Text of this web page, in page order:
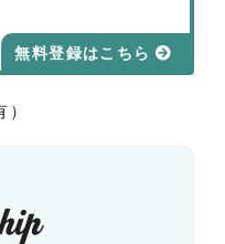
無料登録はこちら